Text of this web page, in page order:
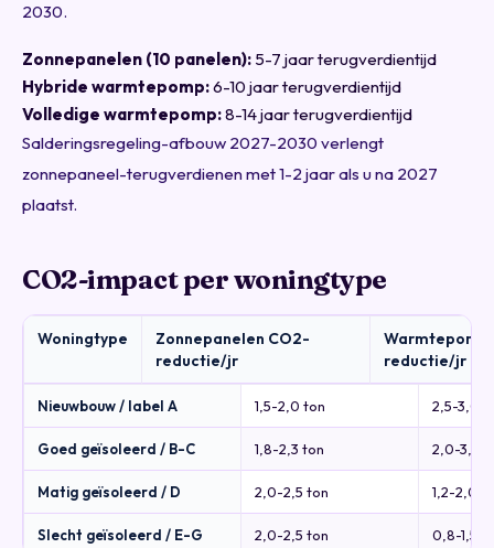
2030.
Zonnepanelen (10 panelen): 5-7 jaar terugverdientijd
Hybride warmtepomp:6-10 jaar terugverdientijd
Volledige warmtepomp:8-14 jaar terugverdientijd
Salderingsregeling-afbouw 2027-2030 verlengt
zonnepaneel-terugverdienen met 1-2 jaar als u na 2027
plaatst.
CO2-impact per woningtype
Woningtype
Zonnepanelen CO2-
reductie/jr
Warmtepomp
reductie/jr
Nieuwbouw / label A 1,5-2,0 ton 2,5-3,0
Goed geïsoleerd / B-C 1,8-2,3 ton 2,0-3,5
Matig geïsoleerd / D 2,0-2,5 ton 1,2-2,0
Slecht geïsoleerd / E-G 2,0-2,5 ton 0,8-1,5